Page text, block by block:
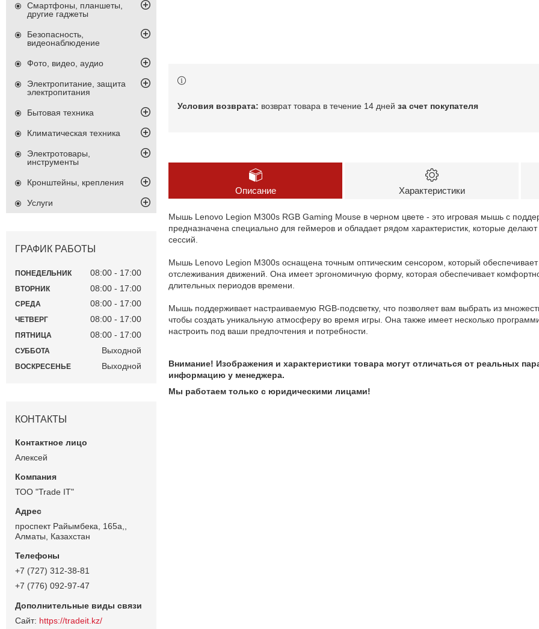
возврат товара в течение 14 дней за счет покупателя
Описание Характеристики
Мышь Lenovo Legion M300s RGB Gaming Mouse в черном цвете - это игровая мышь с
предназначена специально для геймеров и обладает рядом характеристик, которые
сессий.
Мышь Lenovo Legion M300s оснащена точным оптическим сенсором, который обеспечивает
отслеживания движений. Она имеет эргономичную форму, которая обеспечивает
длительных периодов времени.
Мышь поддерживает настраиваемую RGB-подсветку, что позволяет вам выбрать из
чтобы создать уникальную атмосферу во время игры. Она также имеет несколько
настроить под ваши предпочтения и потребности.
Внимание! Изображения и характеристики товара могут отличаться от реальных
информацию у менеджера.
Мы работаем только с юридическими лицами!
Смартфоны, планшеты,
другие гаджеты
Безопасность,
видеонаблюдение
Фото, видео, аудио
Электропитание, защита
электропитания
Бытовая техника
Климатическая техника
Электротовары,
инструменты
Кронштейны, крепления
Услуги
ГРАФИК РАБОТЫ
ПОНЕДЕЛЬНИК 08:00 17:00
ВТОРНИК 08:00 17:00
СРЕДА 08:00 17:00
ЧЕТВЕРГ 08:00 17:00
ПЯТНИЦА 08:00 17:00
СУББОТА Выходной
ВОСКРЕСЕНЬЕ Выходной
КОНТАКТЫ
Алексей
ТОО "Trade IT"
проспект Райымбека, 165а,,
Алматы, Казахстан
+7 (727) 312-38-81
+7 (776) 092-97-47
https://tradeit.kz/